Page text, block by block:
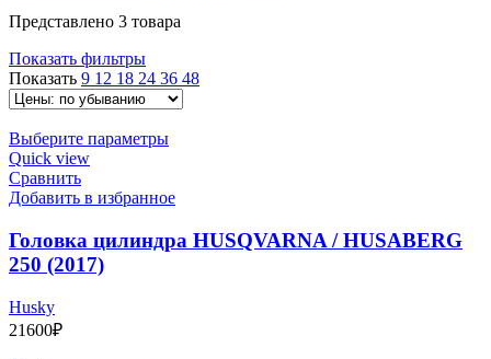
Представлено 3 товара
Показать фильтры
Показать 9 12 18 24 36 48
Выберите параметры
Quick view
Сравнить
Добавить в избранное
Головка цилиндра HUSQVARNA / HUSABERG
250 (2017)
Husky
21600₽